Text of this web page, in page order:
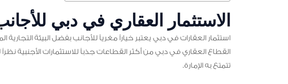
الاستثمار العقاري في دبي
استثمار العقارات في دبي يعتبر خياراً مغرياً للأجانب بفضل البيئة التجارية
القطاع العقاري في دبي من أكثر القطاعات جذباً للاستثمارات الأجنبية
تتمتع به الإمارة.